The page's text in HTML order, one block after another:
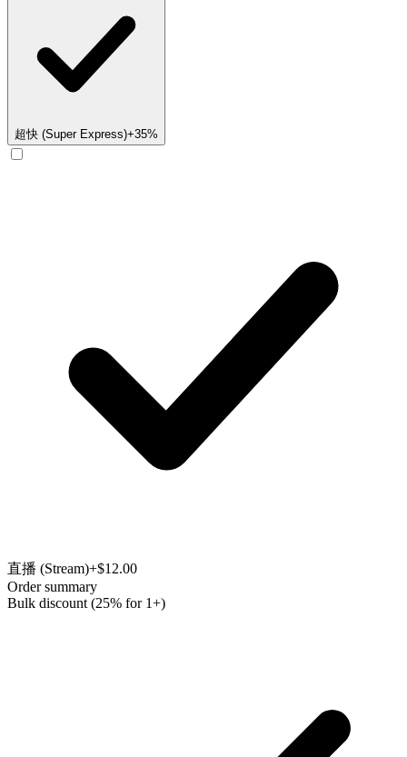
超快 (Super Express)+35%
直播 (Stream)+$12.00
Order summary
Bulk discount (25% for 1+)